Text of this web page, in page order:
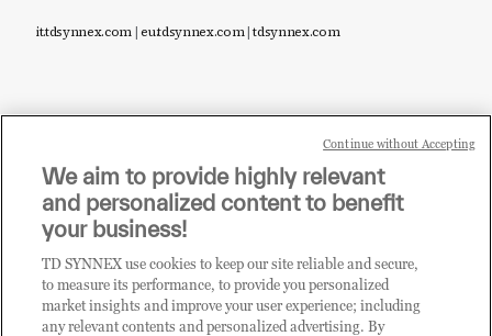
it.tdsynnex.com|eu.tdsynnex.com|tdsynnex.com
Sei un rivenditore di tecnologia e desideri acquistare
i prodotti o le soluzioni trattate sul blog?
CLICCA QUI E DIVENTA
CLIENTE TD SYNNEX
We aim to provide highly relevant
and personalized content to benefit
your business!
TD SYNNEX use cookies to keep our site reliable and secure,
to measure its performance, to provide you personalized
market insights and improve your user experience; including
any relevant contents and personalized advertising. By
Continue without Accepting